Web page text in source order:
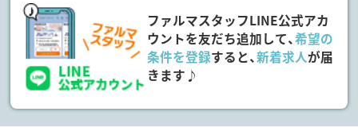
ファルマスタッフLINE公式アカ
ウントを友だち追加して、希望の
条件を登録すると、新着求人が届
きます♪